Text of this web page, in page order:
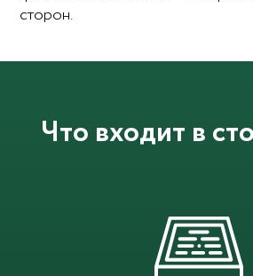
сторон.
Что входит в